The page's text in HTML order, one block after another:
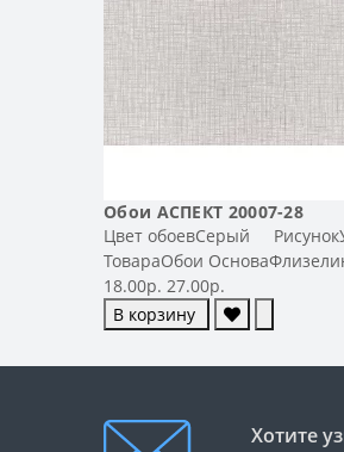
Обои АСПЕКТ 20007-28
Цвет обоевСерый
ТовараОбои
18.00р. 27.00р.
В корзину
Хотите